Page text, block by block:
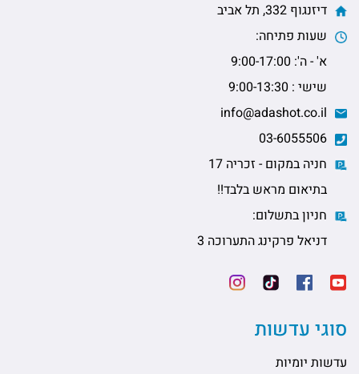
דיזנגוף 332, תל אביב
שעות פתיחה:
א' - ה': 9:00-17:00
שישי : 9:00-13:30
חניה במקום - זכריה 17
בתיאום מראש בלבד!!
חניון בתשלום:
דניאל פרקינג התערוכה 3
סוגי עדשות
עדשות יומיות